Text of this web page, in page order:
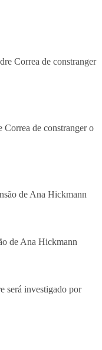
de constranger o
de Ana Hickmann